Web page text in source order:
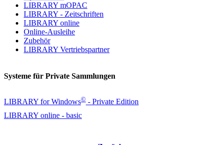
LIBRARY mOPAC
LIBRARY - Zeitschriften
LIBRARY online
Online-Ausleihe
Zubehör
LIBRARY Vertriebspartner
Systeme für Private Sammlungen
LIBRARY for Windows© - Private Edition
LIBRARY online - basic